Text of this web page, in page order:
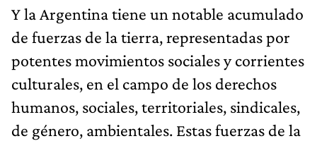
Y la Argentina tiene un notable acumulado
de fuerzas de la tierra, representadas por
potentes movimientos sociales y corrientes
culturales, en el campo de los derechos
humanos, sociales, territoriales, sindicales,
de género, ambientales. Estas fuerzas de la